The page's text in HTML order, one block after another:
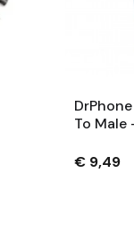
To Male
€ 9,49